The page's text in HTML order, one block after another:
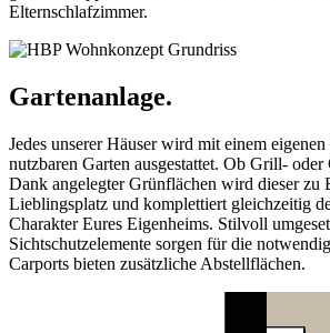
Elternschlafzimmer.
Gartenanlage.
Jedes unserer Häuser wird mit einem
nutzbaren Garten ausgestattet. Ob Grill- oder
Dank angelegter Grünflächen wird dieser zu
Lieblingsplatz und komplettiert gleichzeitig
Charakter Eures Eigenheims. Stilvoll
Sichtschutzelemente sorgen für die
Carports bieten zusätzliche Abstellflächen.